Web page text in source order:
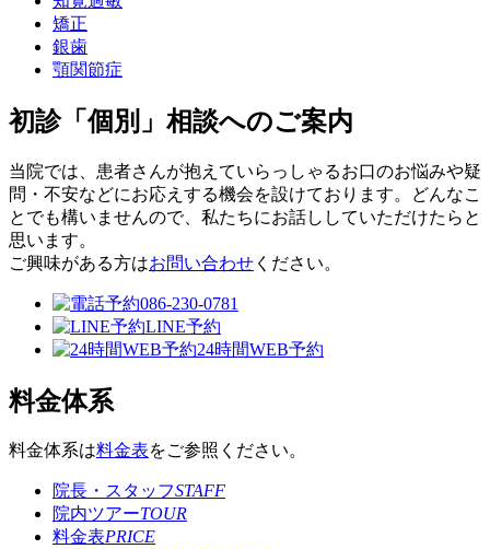
矯正
銀歯
顎関節症
初診「個別」相談へのご案内
当院では、患者さんが抱えていらっしゃるお口のお悩みや疑
問・不安などにお応えする機会を設けております。どんなこ
とでも構いませんので、私たちにお話ししていただけたらと
思います。
ご興味がある方はお問い合わせ ください。
086-230-0781
LINE予約
24時間WEB予約
料金体系
料金体系は料金表をご参照ください。
院長・スタッフSTAFF
院内ツアーTOUR
料金表PRICE